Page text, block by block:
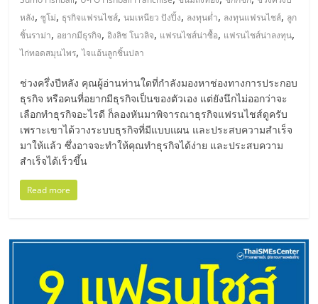
ลงทุน
น้อย
คืน
ทุน
ไว,
ปรึกษา
การ
หลัง,ซูโม่, ธุรกิจแฟรนไชส์,นมเหนียว ปังปิ้ง, ลงทุนต่ำ, ลงทุนแฟรนไชส์, ลูก
ชิ้นราม่า, อยากมีธุรกิจ,อิงลิช โนวลิจ, แฟรนไชส์น่าซื้อ, แฟรนไชส์น่าลงทุน,
ไก่ทอดสมุนไพร,ไจแอ้นลูกชิ้นปลา
ช่วงครึ่งปีหลัง คุณผู้อ่านท่านใดที่กำลังมองหาช่องทางการประกอบ
ธุรกิจ หรือคนที่อยากมีธุรกิจเป็นของตัวเอง แต่ยังนึกไม่ออกว่าจะ
เลือกทำธุรกิจอะไรดี ก็ลองหันมาพิจารณาธุรกิจแฟรนไชส์ดูครับ
เพราะเขาได้วางระบบธุรกิจที่มีแบบแผน และประสบความสำเร็จ
มาให้แล้ว ซึ่งอาจจะทำให้คุณทำธุรกิจได้ง่าย และประสบความ
สำเร็จได้เร็วขึ้น
Read more